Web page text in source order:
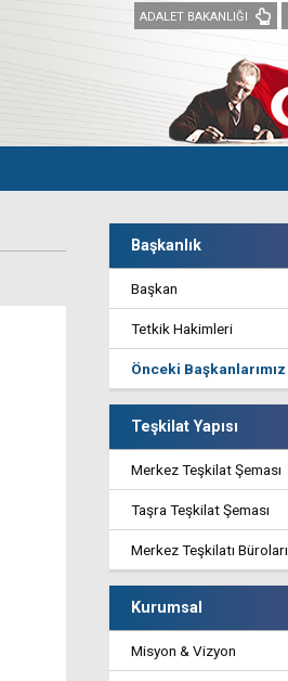
ADALET BAKANLIĞI
Başkanlık
Başkan
Tetkik Hakimleri
Önceki Başkanlarımız
Teşkilat Yapısı
Merkez Teşkilat Şeması
Taşra Teşkilat Şeması
Merkez Teşkilatı Büroları
Kurumsal
Misyon & Vizyon